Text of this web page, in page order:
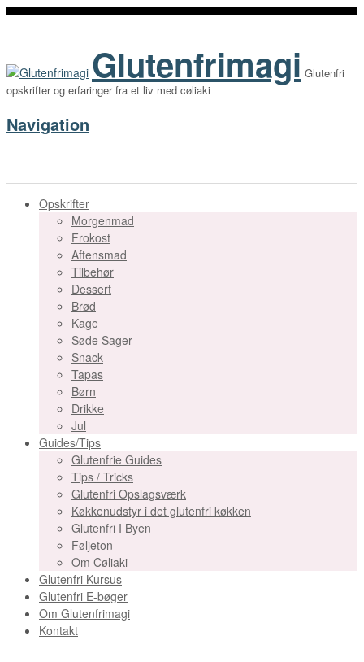
Glutenfrimagi Glutenfri
opskrifter og erfaringer fra et liv med cøliaki
Navigation
Opskrifter
Morgenmad
Frokost
Aftensmad
Tilbehør
Dessert
Brød
Kage
Søde Sager
Snack
Tapas
Børn
Drikke
Jul
Guides/Tips
Glutenfrie Guides
Tips / Tricks
Glutenfri Opslagsværk
Køkkenudstyr i det glutenfri køkken
Glutenfri I Byen
Føljeton
Om Cøliaki
Glutenfri Kursus
Glutenfri E-bøger
Om Glutenfrimagi
Kontakt